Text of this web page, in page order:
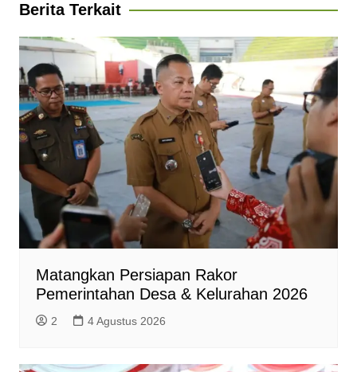
p
p
o
k
a
m
e
r
i
e
n
d
l
Berita Terkait
Matangkan Persiapan Rakor
Pemerintahan Desa & Kelurahan 2026
2 4 Agustus 2026